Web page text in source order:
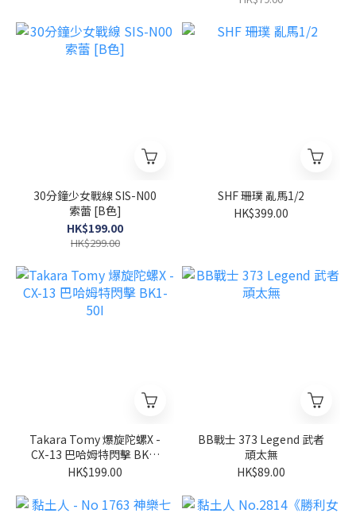
30分鐘少女戰線 SIS-N00
索蕾 [B色]
HK$199.00
HK$299.00
SHF 珊璞 亂馬1/2
HK$399.00
Takara Tomy 爆旋陀螺X -
CX-13 巴哈姆特閃擊 BK1-
50I
HK$199.00
BB戰士 373 Legend 武者
頑太無
HK$89.00